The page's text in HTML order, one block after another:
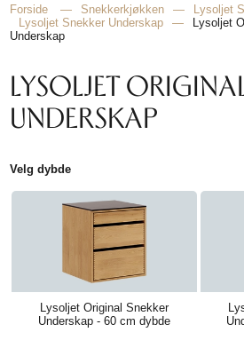
HJEMMET
FINN
INSPIRASJON
Forside — Snekkerkjøkken — Lysoljet
Lysoljet Snekker Underskap
—
Lysoljet
Underskap
LYSOLJET
UNDERSKAP
Velg dybde
Lysoljet Original Snekker
Underskap - 60 cm dybde